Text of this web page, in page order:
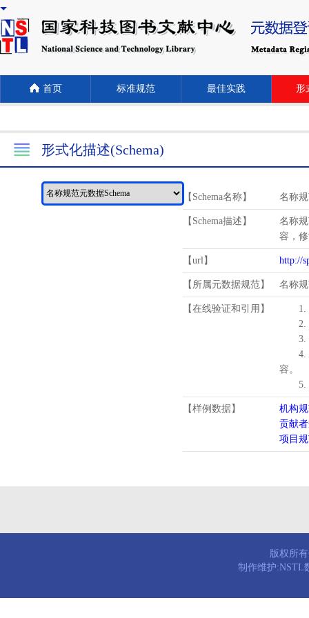
首页 标准规范 最佳实践 形
形式化描述(Schema)
【Schema名称】 名称规
【Schema描述】
名称
容，
【url】 http://
【所属元数据规范】 名称
【在线验证和引用】
1.
2.
3.
4.
容。
5.
【样例数据】
机构
贡献
项目
版权所
制作维护:NSTL